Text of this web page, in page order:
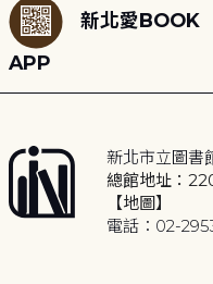
新北愛BOOK
APP
新北市立圖書
總館地址：
【地圖】
電話：02-